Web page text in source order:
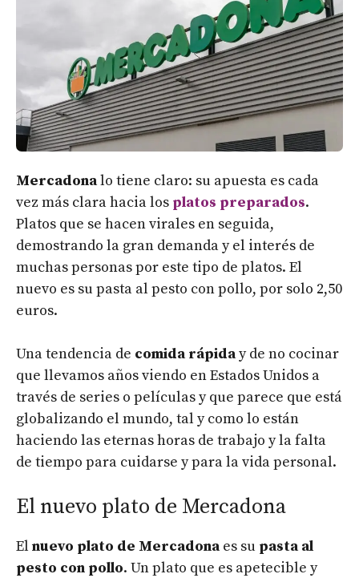
Mercadonalo tiene claro: su apuesta es cada
vez más clara hacia los platos preparados.
Platos que se hacen virales en seguida,
demostrando la gran demanda y el interés de
muchas personas por este tipo de platos. El
nuevo es su pasta al pesto con pollo, por solo 2,50
euros.
Una tendencia de comida rápiday de no cocinar
que llevamos años viendo en Estados Unidos a
través de series o películas y que parece que está
globalizando el mundo, tal y como lo están
haciendo las eternas horas de trabajo y la falta
de tiempo para cuidarse y para la vida personal.
El nuevo plato de Mercadona
El nuevo plato de Mercadona es su pasta al
pesto con pollo. Un plato que es apetecible y